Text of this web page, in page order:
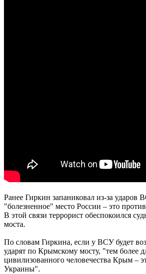
Ранее Гиркин запаниковал из-за ударов
"болезненное" место России – это
В этой связи террорист обеспокоился
моста.
По словам Гиркина, если у ВСУ будет
ударят по Крымскому мосту, "тем более
цивилизованного человечества Крым –
Украины".